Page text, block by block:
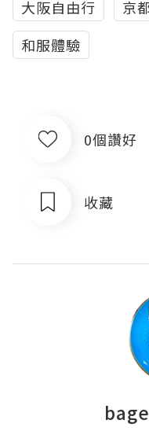
大阪自由行 京
和服體驗
0個讚好
收藏